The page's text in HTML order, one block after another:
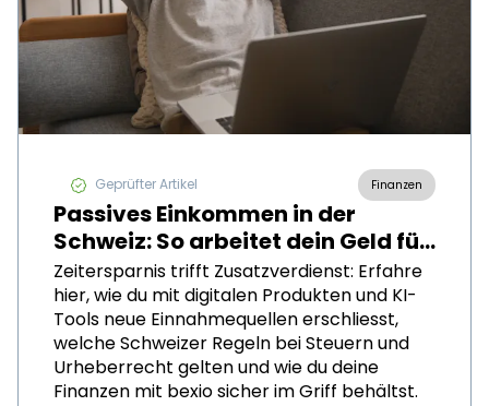
Geprüfter Artikel Finanzen
Passives Einkommen in der
Schweiz: So arbeitet dein Geld für
dich
Zeitersparnis trifft Zusatzverdienst: Erfahre
hier, wie du mit digitalen Produkten und KI-
Tools neue Einnahmequellen erschliesst,
welche Schweizer Regeln bei Steuern und
Urheberrecht gelten und wie du deine
Finanzen mit bexio sicher im Griff behältst.